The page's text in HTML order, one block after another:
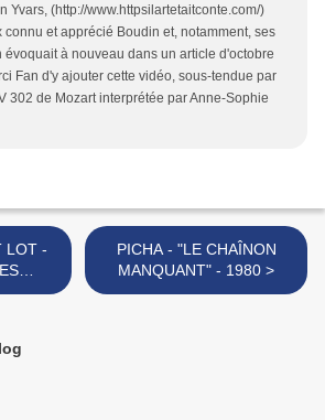
Yvars, (http://www.httpsilartetaitconte.com/)
connu et apprécié Boudin et, notamment, ses
évoquait à nouveau dans un article d'octobre
Fan d'y ajouter cette vidéo, sous-tendue par
302 de Mozart interprétée par Anne-Sophie
PICHA - "LE CHAÎNON
MANQUANT" - 1980 >